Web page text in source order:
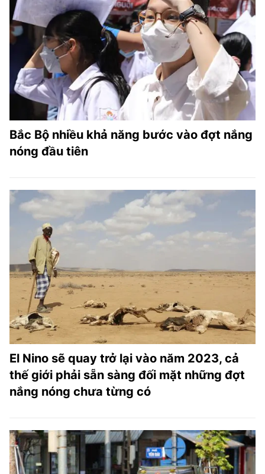
Bắc Bộ nhiều khả năng bước vào đợt nắng
nóng đầu tiên
El Nino sẽ quay trở lại vào năm 2023, cả
thế giới phải sẵn sàng đối mặt những đợt
nắng nóng chưa từng có